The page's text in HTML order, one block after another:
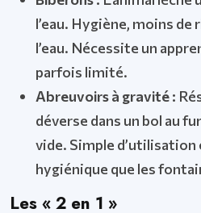
l’eau. Hygiène, moins
l’eau. Nécessite un
parfois limité.
Abreuvoirs à gravité :
déverse dans un bol au
vide. Simple
hygiénique que les
Les « 2 en 1 »